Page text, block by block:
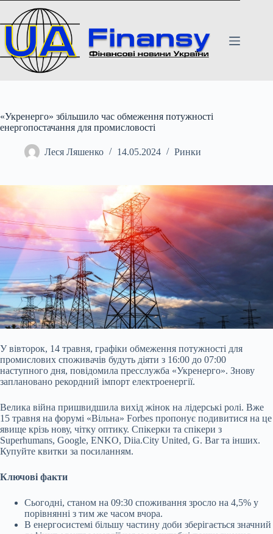
вмісту
«Укренерго» збільшило час обмеження потужності
енергопостачання для промисловості
Леся Ляшенко 14.05.2024 Ринки
У вівторок, 14 травня, графіки обмеження потужності для
промислових споживачів будуть діяти з 16:00 до 07:00
наступного дня, повідомила пресслужба «Укренерго». Знову
заплановано рекордний імпорт електроенергії.
Велика війна пришвидшила вихід жінок на лідерські ролі. Вже
15 травня на форумі «Вільна» Forbes пропонує подивитися на це
явище крізь нову, чітку оптику. Спікерки та спікери з
Superhumans, Google, ENKO, Diia.City United, G. Bar та інших.
Купуйте квитки за посиланням.
Ключові факти
Сьогодні, станом на 09:30 споживання зросло на 4,5% у
порівнянні з тим же часом вчора.
В енергосистемі більшу частину доби зберігається значний